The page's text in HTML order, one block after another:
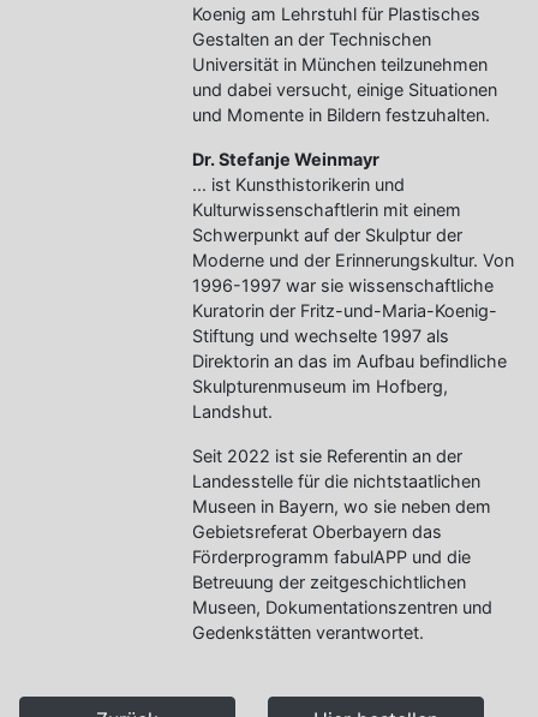
Koenig am Lehrstuhl für Plastisches
Gestalten an der Technischen
Universität in München teilzunehmen
und dabei versucht, einige Situationen
und Momente in Bildern festzuhalten.
Dr. Stefanje Weinmayr
... ist Kunsthistorikerin und
Kulturwissenschaftlerin mit einem
Schwerpunkt auf der Skulptur der
Moderne und der Erinnerungskultur. Von
1996-1997 war sie wissenschaftliche
Kuratorin der Fritz-und-Maria-Koenig-
Stiftung und wechselte 1997 als
Direktorin an das im Aufbau befindliche
Skulpturenmuseum im Hofberg,
Landshut.
Seit 2022 ist sie Referentin an der
Landesstelle für die nichtstaatlichen
Museen in Bayern, wo sie neben dem
Gebietsreferat Oberbayern das
Förderprogramm fabulAPP und die
Betreuung der zeitgeschichtlichen
Museen, Dokumentationszentren und
Gedenkstätten verantwortet.